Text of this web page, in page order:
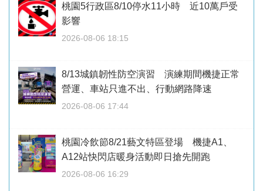
桃園5行政區8/10停水11小時 近10萬戶受
影響
2026-08-06 18:15
8/13城鎮韌性防空演習 演練期間機捷正常
營運、車站只進不出、行動網路降速
2026-08-06 17:44
桃園冷飲節8/21藝文特區登場 機捷A1、
A12站快閃店暖身活動即日搶先開跑
2026-08-06 16:29